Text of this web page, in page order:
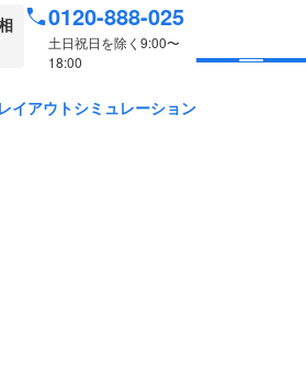
0120-888-025
土日祝日を除く9:00〜
18:00
レイアウトシミュレーション